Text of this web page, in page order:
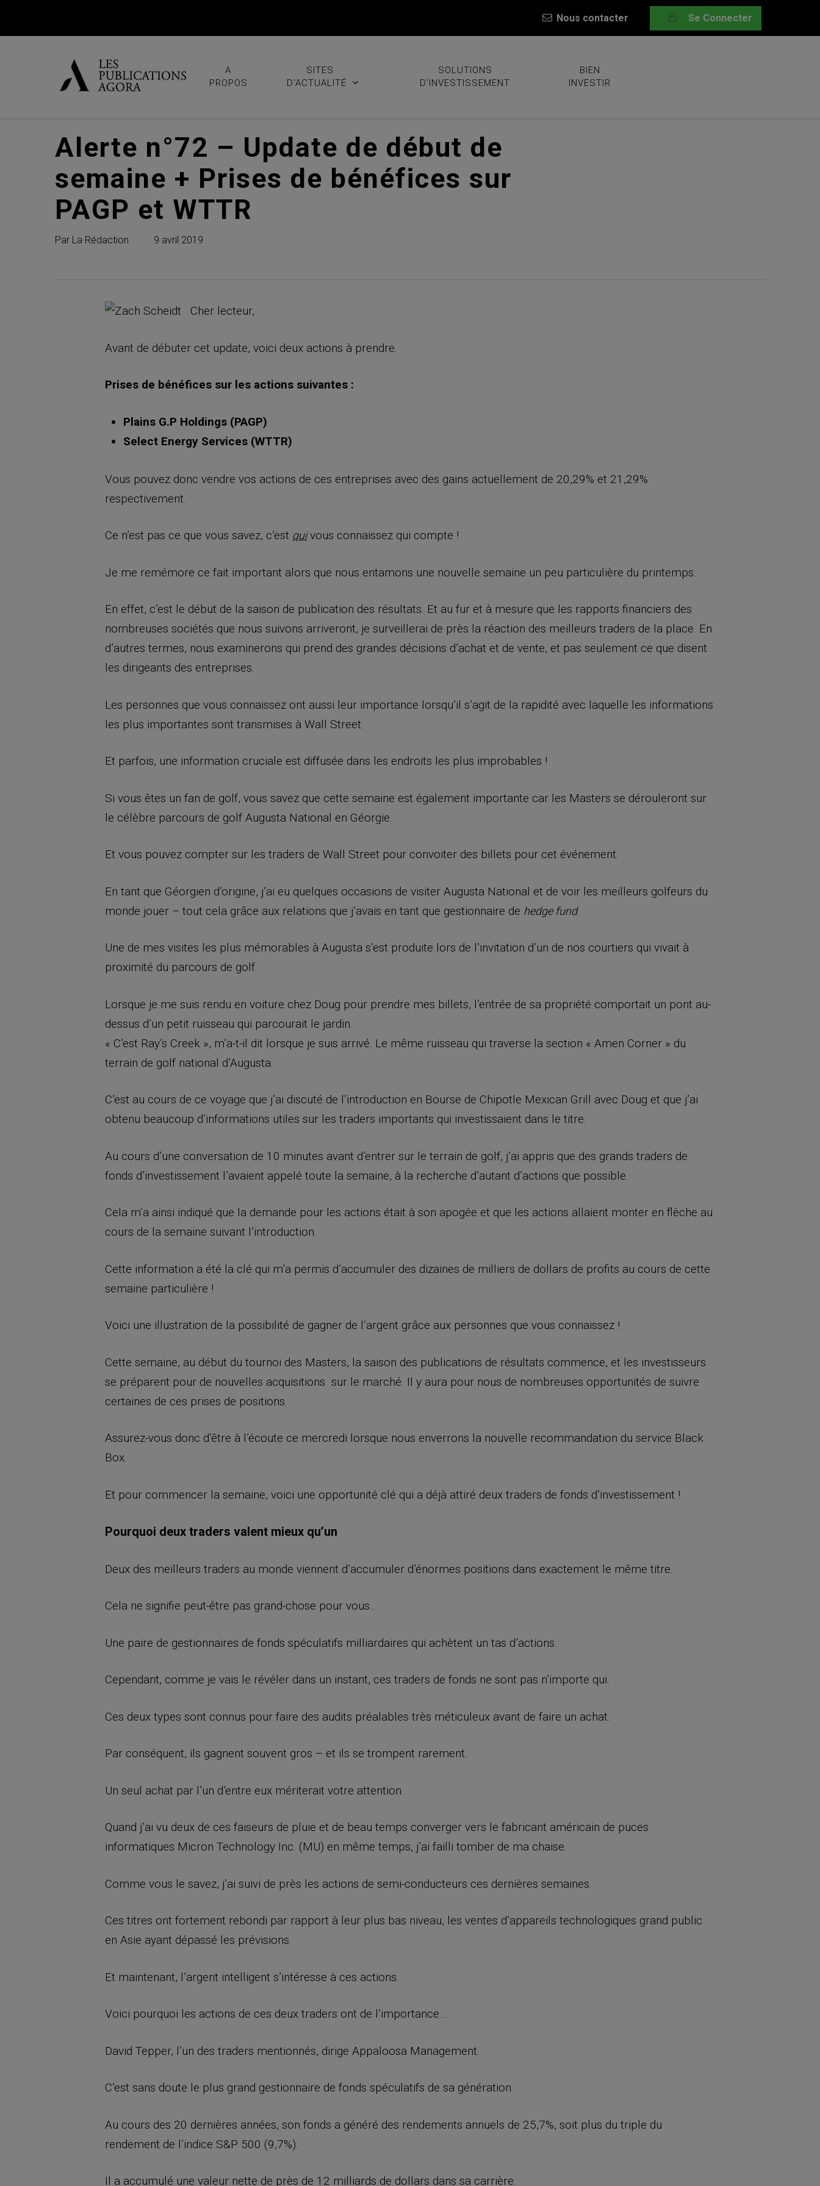
Nous contacter Se Connecter
A
PROPOS
SITES
D’ACTUALITÉ
SOLUTIONS
D’INVESTISSEMENT
BIEN
INVESTIR
Alerte n°72 – Update de début de
semaine + Prises de bénéfices sur
PAGP et WTTR
Par La Rédaction 9 avril 2019
Cher lecteur,
Avant de débuter cet update, voici deux actions à prendre.
Prises de bénéfices sur les actions suivantes :
Plains G.P Holdings (PAGP)
Select Energy Services (WTTR)
Vous pouvez donc vendre vos actions de ces entreprises avec des gains actuellement de 20,29% et 21,29%
respectivement.
Ce n’est pas ce que vous savez, c’est quivous connaissez qui compte !
Je me remémore ce fait important alors que nous entamons une nouvelle semaine un peu particulière du printemps.
En effet, c’est le début de la saison de publication des résultats. Et au fur et à mesure que les rapports financiers des
nombreuses sociétés que nous suivons arriveront, je surveillerai de près la réaction des meilleurs traders de la place. En
d’autres termes, nous examinerons qui prend des grandes décisions d’achat et de vente, et pas seulement ce que disent
les dirigeants des entreprises.
Les personnes que vous connaissez ont aussi leur importance lorsqu’il s’agit de la rapidité avec laquelle les informations
les plus importantes sont transmises à Wall Street.
Et parfois, une information cruciale est diffusée dans les endroits les plus improbables !
Si vous êtes un fan de golf, vous savez que cette semaine est également importante car les Masters se dérouleront sur
le célèbre parcours de golf Augusta National en Géorgie.
Et vous pouvez compter sur les traders de Wall Street pour convoiter des billets pour cet événement.
En tant que Géorgien d’origine, j’ai eu quelques occasions de visiter Augusta National et de voir les meilleurs golfeurs du
monde jouer – tout cela grâce aux relations que j’avais en tant que gestionnaire de hedge fund.
Une de mes visites les plus mémorables à Augusta s’est produite lors de l’invitation d’un de nos courtiers qui vivait à
proximité du parcours de golf.
Lorsque je me suis rendu en voiture chez Doug pour prendre mes billets, l’entrée de sa propriété comportait un pont au-
dessus d’un petit ruisseau qui parcourait le jardin.
« C’est Ray’s Creek », m’a-t-il dit lorsque je suis arrivé. Le même ruisseau qui traverse la section « Amen Corner » du
terrain de golf national d’Augusta.
C’est au cours de ce voyage que j’ai discuté de l’introduction en Bourse de Chipotle Mexican Grill avec Doug et que j’ai
obtenu beaucoup d’informations utiles sur les traders importants qui investissaient dans le titre.
Au cours d’une conversation de 10 minutes avant d’entrer sur le terrain de golf, j’ai appris que des grands traders de
fonds d’investissement l’avaient appelé toute la semaine, à la recherche d’autant d’actions que possible.
Cela m’a ainsi indiqué que la demande pour les actions était à son apogée et que les actions allaient monter en flèche au
cours de la semaine suivant l’introduction.
Cette information a été la clé qui m’a permis d’accumuler des dizaines de milliers de dollars de profits au cours de cette
semaine particulière !
Voici une illustration de la possibilité de gagner de l’argent grâce aux personnes que vous connaissez !
Cette semaine, au début du tournoi des Masters, la saison des publications de résultats commence, et les investisseurs
se préparent pour de nouvelles acquisitions sur le marché. Il y aura pour nous de nombreuses opportunités de suivre
certaines de ces prises de positions.
Assurez-vous donc d’être à l’écoute ce mercredi lorsque nous enverrons la nouvelle recommandation du service Black
Box.
Et pour commencer la semaine, voici une opportunité clé qui a déjà attiré deux traders de fonds d’investissement !
Pourquoi deux traders valent mieux qu’un
Deux des meilleurs traders au monde viennent d’accumuler d’énormes positions dans exactement le même titre.
Cela ne signifie peut-être pas grand-chose pour vous…
Une paire de gestionnaires de fonds spéculatifs milliardaires qui achètent un tas d’actions.
Cependant, comme je vais le révéler dans un instant, ces traders de fonds ne sont pas n’importe qui.
Ces deux types sont connus pour faire des audits préalables très méticuleux avant de faire un achat.
Par conséquent, ils gagnent souvent gros – et ils se trompent rarement.
Un seul achat par l’un d’entre eux mériterait votre attention.
Quand j’ai vu deux de ces faiseurs de pluie et de beau temps converger vers le fabricant américain de puces
informatiques Micron Technology Inc. (MU) en même temps, j’ai failli tomber de ma chaise.
Comme vous le savez, j’ai suivi de près les actions de semi-conducteurs ces dernières semaines.
Ces titres ont fortement rebondi par rapport à leur plus bas niveau, les ventes d’appareils technologiques grand public
en Asie ayant dépassé les prévisions.
Et maintenant, l’argent intelligent s’intéresse à ces actions.
Voici pourquoi les actions de ces deux traders ont de l’importance…
David Tepper, l’un des traders mentionnés, dirige Appaloosa Management.
C’est sans doute le plus grand gestionnaire de fonds spéculatifs de sa génération.
Au cours des 20 dernières années, son fonds a généré des rendements annuels de 25,7%, soit plus du triple du
rendement de l’indice S&P 500 (9,7%).
Il a accumulé une valeur nette de près de 12 milliards de dollars dans sa carrière.